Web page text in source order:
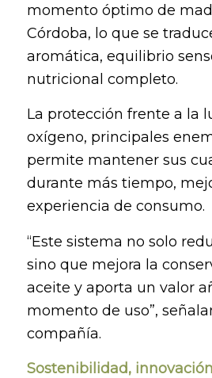
momento óptimo de
Córdoba, lo que se
aromática, equilibrio
nutricional completo.
La protección frente a la
oxígeno, principales
permite mantener sus
durante más tiempo,
experiencia de consumo.
“Este sistema no solo
sino que mejora la
aceite y aporta un valor
momento de uso”,
compañía.
Sostenibilidad,